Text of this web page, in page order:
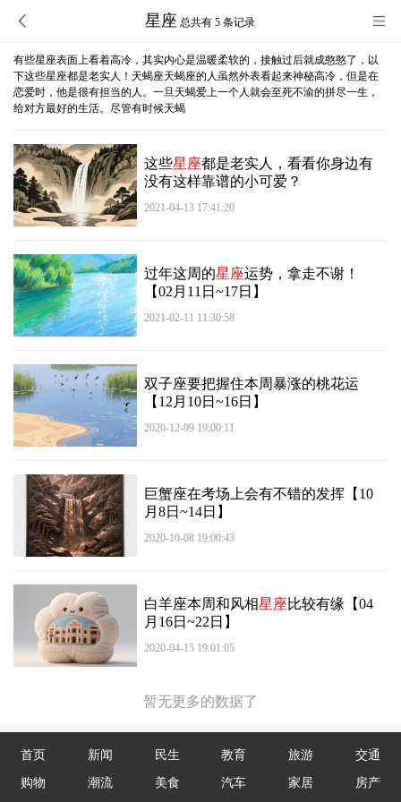
星座 总共有 5 条记录
有些星座表面上看着高冷，其实内心是温暖柔软的，接触过后就成憨憨了，以
下这些星座都是老实人！天蝎座天蝎座的人虽然外表看起来神秘高冷，但是在
恋爱时，他是很有担当的人。一旦天蝎爱上一个人就会至死不渝的拼尽一生，
给对方最好的生活。尽管有时候天蝎
这些星座都是老实人，看看你身边有
没有这样靠谱的小可爱？
2021-04-13 17:41:20
过年这周的星座运势，拿走不谢！
【02月11日~17日】
2021-02-11 11:30:58
双子座要把握住本周暴涨的桃花运
【12月10日~16日】
2020-12-09 19:00:11
巨蟹座在考场上会有不错的发挥【10
月8日~14日】
2020-10-08 19:00:43
白羊座本周和风相星座比较有缘【04
月16日~22日】
2020-04-15 19:01:05
暂无更多的数据了
首页 新闻 民生 教育 旅游 交通
购物 潮流 美食 汽车 家居 房产